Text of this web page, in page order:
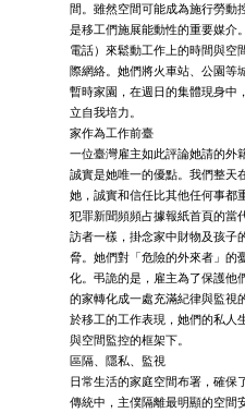
間。雖然空間可能成為施行勞動
是移工們施展能動性的重要媒介
電話）來鬆動工作上的時間與空
際網絡。她們將火車站、公園等
暫時家園，在週日的集體現身中
立自我培力。
家作為工作前臺
一位臺灣雇主如此評論她請的外
誠實是她唯一的優點。我們整天
她，誠實和信任比其他任何事都
犯罪新聞頻頻占據報紙首頁的當
訪者一樣，掛念家中財物及孩子
脅。她們對「危險的外來者」的
化。弔詭的是，雇主為了保護他
的家轉化成一處充滿紀律與監視
於移工的工作表現，她們的私人
與空間監控的框架下。
區隔、隱私、監視
日常生活的家庭空間布署，確保
傳統中，主僕隔離最明顯的空間